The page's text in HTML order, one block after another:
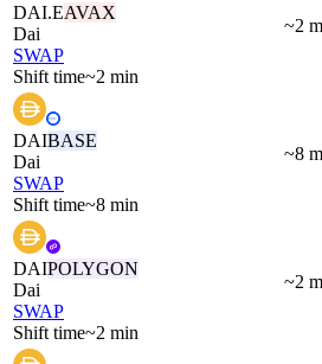
DAI.EAVAX
Dai
SWAP
Shift time~2 min
~2
DAIBASE
Dai
SWAP
Shift time~8 min
~8
DAIPOLYGON
Dai
SWAP
Shift time~2 min
~2